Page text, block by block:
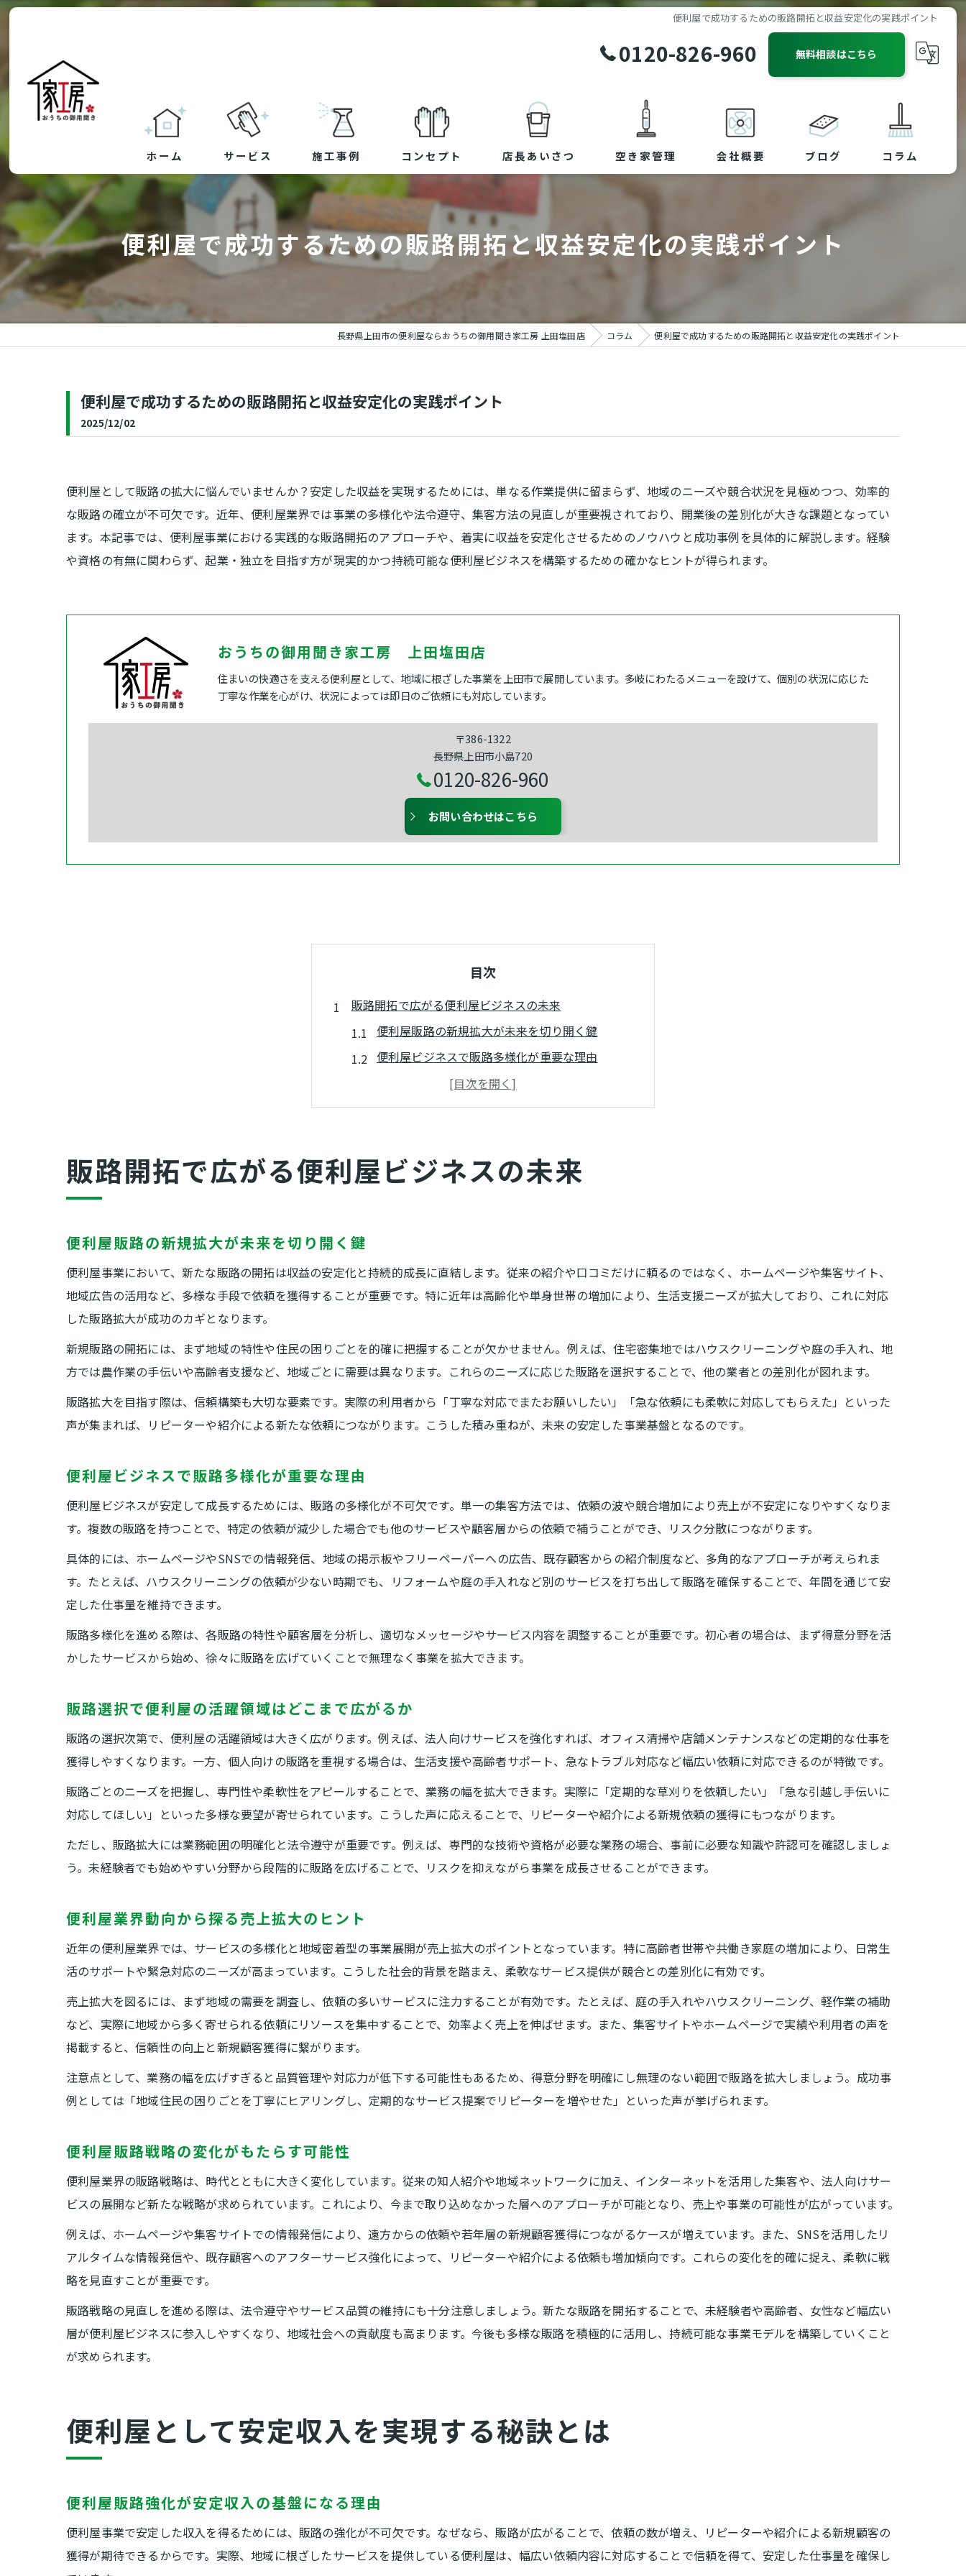
便利屋で成功するための販路開拓と収益安定化の実践ポイント
0120-826-960 無料相談はこちら
ホーム サービス
草刈り・防草シート
剪定
ハウスクリーニング
施工事例 コンセプト 店長あいさつ 空き家管理 会社概要 ブログ コラム
便利屋で成功するための販路開拓と収益安定化の実践ポイント
長野県上田市の便利屋ならおうちの御用聞き家工房 上田塩田店 コラム 便利屋で成功するための販路開拓と収益安定化の実践ポイント
便利屋で成功するための販路開拓と収益安定化の実践ポイント
2025/12/02
便利屋として販路の拡大に悩んでいませんか？安定した収益を実現するためには、単なる作業提供に留まらず、地域のニーズや競合状況を見極めつつ、効率的
な販路の確立が不可欠です。近年、便利屋業界では事業の多様化や法令遵守、集客方法の見直しが重要視されており、開業後の差別化が大きな課題となってい
ます。本記事では、便利屋事業における実践的な販路開拓のアプローチや、着実に収益を安定化させるためのノウハウと成功事例を具体的に解説します。経験
や資格の有無に関わらず、起業・独立を目指す方が現実的かつ持続可能な便利屋ビジネスを構築するための確かなヒントが得られます。
おうちの御用聞き家工房 上田塩田店
住まいの快適さを支える便利屋として、地域に根ざした事業を上田市で展開しています。多岐にわたるメニューを設けて、個別の状況に応じた
丁寧な作業を心がけ、状況によっては即日のご依頼にも対応しています。
〒386-1322
長野県上田市小島720
0120-826-960
お問い合わせはこちら
目次
販路開拓で広がる便利屋ビジネスの未来
便利屋販路の新規拡大が未来を切り開く鍵
便利屋ビジネスで販路多様化が重要な理由
販路選択で便利屋の活躍領域はどこまで広がるか
便利屋業界動向から探る売上拡大のヒント
便利屋として安定収入を実現する秘訣とは
便利屋販路強化が安定収入の基盤になる理由
便利屋事業の安定化に欠かせない販路戦略
販路拡大と便利屋経営安定の密接な関係性
地域密着型便利屋販路の効果的な構築法
便利屋販路戦略で地域ニーズを的確に捉える
便利屋ビジネスで選ばれる販路づくりの秘訣
地域需要に沿った便利屋販路の最適化方法
集客力アップを目指す便利屋の実践ポイント
便利屋販路が集客力向上に与える具体的効果
便利屋集客サイト活用で販路を広げる方法
便利屋販路拡充で集客を成功させるコツ
失敗例から学ぶ販路開拓の注意点
便利屋開業失敗例に見る販路選択の落とし穴
販路拡大時に便利屋が注意すべきリスクとは
便利屋販路の見誤りが招く経営トラブル例
便利屋やめとけと言われる販路展開の背景
資格不要で始める便利屋販路拡大のコツ
便利屋販路構築で資格の有無が関係しない理由
販路開拓で広がる便利屋ビジネスの未来
便利屋販路の新規拡大が未来を切り開く鍵
便利屋事業において、新たな販路の開拓は収益の安定化と持続的成長に直結します。従来の紹介や口コミだけに頼るのではなく、ホームページや集客サイト、
地域広告の活用など、多様な手段で依頼を獲得することが重要です。特に近年は高齢化や単身世帯の増加により、生活支援ニーズが拡大しており、これに対応
した販路拡大が成功のカギとなります。
新規販路の開拓には、まず地域の特性や住民の困りごとを的確に把握することが欠かせません。例えば、住宅密集地ではハウスクリーニングや庭の手入れ、地
方では農作業の手伝いや高齢者支援など、地域ごとに需要は異なります。これらのニーズに応じた販路を選択することで、他の業者との差別化が図れます。
販路拡大を目指す際は、信頼構築も大切な要素です。実際の利用者から「丁寧な対応でまたお願いしたい」「急な依頼にも柔軟に対応してもらえた」といった
声が集まれば、リピーターや紹介による新たな依頼につながります。こうした積み重ねが、未来の安定した事業基盤となるのです。
便利屋ビジネスで販路多様化が重要な理由
便利屋ビジネスが安定して成長するためには、販路の多様化が不可欠です。単一の集客方法では、依頼の波や競合増加により売上が不安定になりやすくなりま
す。複数の販路を持つことで、特定の依頼が減少した場合でも他のサービスや顧客層からの依頼で補うことができ、リスク分散につながります。
具体的には、ホームページやSNSでの情報発信、地域の掲示板やフリーペーパーへの広告、既存顧客からの紹介制度など、多角的なアプローチが考えられま
す。たとえば、ハウスクリーニングの依頼が少ない時期でも、リフォームや庭の手入れなど別のサービスを打ち出して販路を確保することで、年間を通じて安
定した仕事量を維持できます。
販路多様化を進める際は、各販路の特性や顧客層を分析し、適切なメッセージやサービス内容を調整することが重要です。初心者の場合は、まず得意分野を活
かしたサービスから始め、徐々に販路を広げていくことで無理なく事業を拡大できます。
販路選択で便利屋の活躍領域はどこまで広がるか
販路の選択次第で、便利屋の活躍領域は大きく広がります。例えば、法人向けサービスを強化すれば、オフィス清掃や店舗メンテナンスなどの定期的な仕事を
獲得しやすくなります。一方、個人向けの販路を重視する場合は、生活支援や高齢者サポート、急なトラブル対応など幅広い依頼に対応できるのが特徴です。
販路ごとのニーズを把握し、専門性や柔軟性をアピールすることで、業務の幅を拡大できます。実際に「定期的な草刈りを依頼したい」「急な引越し手伝いに
対応してほしい」といった多様な要望が寄せられています。こうした声に応えることで、リピーターや紹介による新規依頼の獲得にもつながります。
ただし、販路拡大には業務範囲の明確化と法令遵守が重要です。例えば、専門的な技術や資格が必要な業務の場合、事前に必要な知識や許認可を確認しましょ
う。未経験者でも始めやすい分野から段階的に販路を広げることで、リスクを抑えながら事業を成長させることができます。
便利屋業界動向から探る売上拡大のヒント
近年の便利屋業界では、サービスの多様化と地域密着型の事業展開が売上拡大のポイントとなっています。特に高齢者世帯や共働き家庭の増加により、日常生
活のサポートや緊急対応のニーズが高まっています。こうした社会的背景を踏まえ、柔軟なサービス提供が競合との差別化に有効です。
売上拡大を図るには、まず地域の需要を調査し、依頼の多いサービスに注力することが有効です。たとえば、庭の手入れやハウスクリーニング、軽作業の補助
など、実際に地域から多く寄せられる依頼にリソースを集中することで、効率よく売上を伸ばせます。また、集客サイトやホームページで実績や利用者の声を
掲載すると、信頼性の向上と新規顧客獲得に繋がります。
注意点として、業務の幅を広げすぎると品質管理や対応力が低下する可能性もあるため、得意分野を明確にし無理のない範囲で販路を拡大しましょう。成功事
例としては「地域住民の困りごとを丁寧にヒアリングし、定期的なサービス提案でリピーターを増やせた」といった声が挙げられます。
便利屋販路戦略の変化がもたらす可能性
便利屋業界の販路戦略は、時代とともに大きく変化しています。従来の知人紹介や地域ネットワークに加え、インターネットを活用した集客や、法人向けサー
ビスの展開など新たな戦略が求められています。これにより、今まで取り込めなかった層へのアプローチが可能となり、売上や事業の可能性が広がっています。
例えば、ホームページや集客サイトでの情報発信により、遠方からの依頼や若年層の新規顧客獲得につながるケースが増えています。また、SNSを活用したリ
アルタイムな情報発信や、既存顧客へのアフターサービス強化によって、リピーターや紹介による依頼も増加傾向です。これらの変化を的確に捉え、柔軟に戦
略を見直すことが重要です。
販路戦略の見直しを進める際は、法令遵守やサービス品質の維持にも十分注意しましょう。新たな販路を開拓することで、未経験者や高齢者、女性など幅広い
層が便利屋ビジネスに参入しやすくなり、地域社会への貢献度も高まります。今後も多様な販路を積極的に活用し、持続可能な事業モデルを構築していくこと
が求められます。
便利屋として安定収入を実現する秘訣とは
便利屋販路強化が安定収入の基盤になる理由
便利屋事業で安定した収入を得るためには、販路の強化が不可欠です。なぜなら、販路が広がることで、依頼の数が増え、リピーターや紹介による新規顧客の
獲得が期待できるからです。実際、地域に根ざしたサービスを提供している便利屋は、幅広い依頼内容に対応することで信頼を得て、安定した仕事量を確保し